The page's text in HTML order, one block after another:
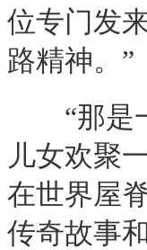
位专门发
路精神。”
“那是一
儿女欢聚
在世界屋
传奇故事